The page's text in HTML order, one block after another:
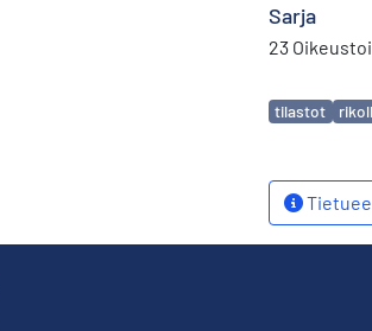
Sarja
23
Avainsanat
tilastot